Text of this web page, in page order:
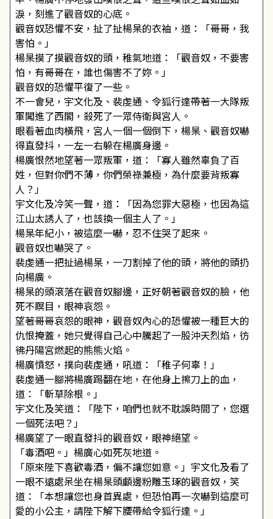
淚，刻進了觀音奴的心底。
觀音奴恐懼不安，扯了扯楊杲的衣袖，道：「哥哥，我
害怕。」
楊杲摸了摸觀音奴的頭，稚氣地道：「觀音奴，不要害
怕，有哥哥在，誰也傷害不了妳。」
觀音奴的恐懼平復了一些。
不一會兒，宇文化及、裴虔通、令狐行達帶著一大隊叛
軍闖進了西閣，殺死了一眾侍衛與宮人。
眼看著血肉橫飛，宮人一個一個倒下，楊杲、觀音奴嚇
得直發抖，一左一右躲在楊廣身邊。
楊廣恨然地望著一眾叛軍，道：「寡人雖然辜負了百
姓，但對你們不薄，你們榮祿兼極，為什麼要背叛寡
人？」
宇文化及冷笑一聲，道：「因為您罪大惡極，也因為這
江山太誘人了，也該換一個主人了。」
楊杲年紀小，被這麼一嚇，忍不住哭了起來。
觀音奴也嚇哭了。
裴虔通一把扯過楊杲，一刀割掉了他的頭，將他的頭扔
向楊廣。
楊杲的頭滾落在觀音奴腳邊，正好朝著觀音奴的臉，他
死不瞑目，眼神哀怨。
望著哥哥哀怨的眼神，觀音奴內心的恐懼被一種巨大的
仇恨掩蓋，她只覺得自己心中騰起了一股沖天烈焰，彷
彿丹陽宮燃起的熊熊火焰。
楊廣憤怒，撲向裴虔通，吼道：「稚子何辜！」
裴虔通一腳將楊廣踢翻在地，在他身上擦刀上的血，
道：「斬草除根。」
宇文化及笑道：「陛下，咱們也就不耽誤時間了，您選
一個死法吧？」
楊廣望了一眼直發抖的觀音奴，眼神絕望。
「毒酒吧。」楊廣心如死灰地道。
「原來陛下喜歡毒酒，偏不讓您如意。」宇文化及看了
一眼不遠處呆坐在楊杲頭顱邊粉雕玉琢的觀音奴，笑
道：「本想讓您也身首異處，但恐怕再一次嚇到這麼可
愛的小公主，請陛下解下腰帶給令狐行達。」